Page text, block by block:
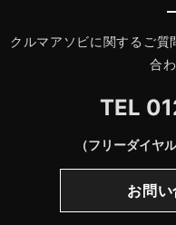
クルマアソビに関するご
合
TEL
（フリーダイヤ
お問